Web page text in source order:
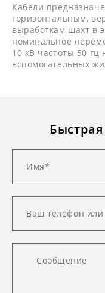
Кабели
горизонтальным,
выработкам шахт в
номинальное
10 кВ частоты 50
вспомогательных